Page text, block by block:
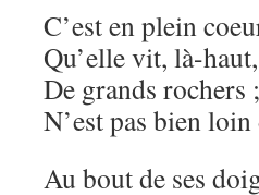
C’est en plein
Qu’elle vit, là-
De grands rochers
N’est pas bien loin
Au bout de ses